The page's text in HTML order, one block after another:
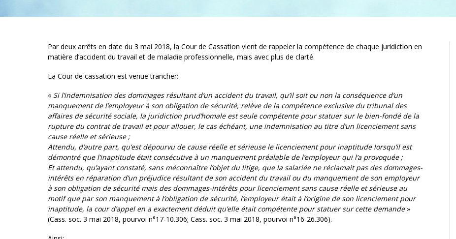
Par deux arrêts en date du 3 mai 2018, la Cour de Cassation vient de rappeler la compétence de chaque juridiction en
matière d’accident du travail et de maladie professionnelle, mais avec plus de clarté.
La Cour de cassation est venue trancher:
« Si l’indemnisation des dommages résultant d’un accident du travail, qu’il soit ou non la conséquence d’un
manquement de l’employeur à son obligation de sécurité, relève de la compétence exclusive du tribunal des
affaires de sécurité sociale, la juridiction prud’homale est seule compétente pour statuer sur le bien-fondé de la
rupture du contrat de travail et pour allouer, le cas échéant, une indemnisation au titre d’un licenciement sans
cause réelle et sérieuse ;
Attendu, d’autre part, qu’est dépourvu de cause réelle et sérieuse le licenciement pour inaptitude lorsqu’il est
démontré que l’inaptitude était consécutive à un manquement préalable de l’employeur qui l’a provoquée ;
Et attendu, qu’ayant constaté, sans méconnaître l’objet du litige, que la salariée ne réclamait pas des dommages-
intérêts en réparation d’un préjudice résultant de son accident du travail ou du manquement de son employeur
à son obligation de sécurité mais des dommages-intérêts pour licenciement sans cause réelle et sérieuse au
motif que par son manquement à l’obligation de sécurité, l’employeur était à l’origine de son licenciement pour
inaptitude, la cour d’appel en a exactement déduit qu’elle était compétente pour statuer sur cette demande»
(Cass. soc. 3 mai 2018, pourvoi n°17-10.306; Cass. soc. 3 mai 2018, pourvoi n°16-26.306).